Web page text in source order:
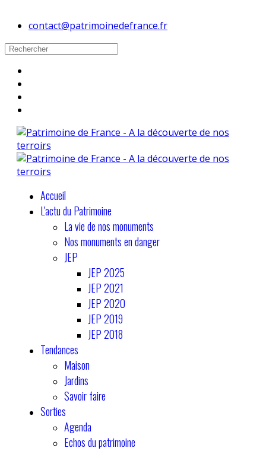
contact@patrimoinedefrance.fr
Accueil
L'actu du Patrimoine
La vie de nos monuments
Nos monuments en danger
JEP
JEP 2025
JEP 2021
JEP 2020
JEP 2019
JEP 2018
Tendances
Maison
Jardins
Savoir faire
Sorties
Agenda
Echos du patrimoine